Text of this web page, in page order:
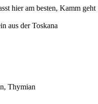
hier am besten, Kamm geht
aus der Toskana
Thymian